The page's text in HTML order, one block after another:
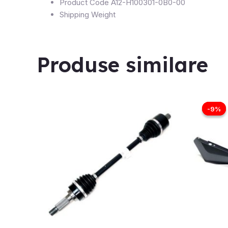
Product Code A12-H100301-0B0-00
Shipping Weight
Produse similare
-9%
-9%
a